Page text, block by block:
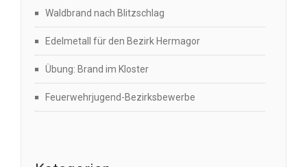
Waldbrand nach Blitzschlag
Edelmetall für den Bezirk Hermagor
Übung: Brand im Kloster
Feuerwehrjugend-Bezirksbewerbe